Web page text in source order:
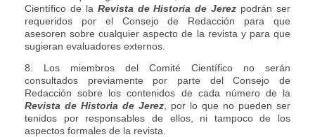
Científico de la Revista de Historia de Jerez podrán ser
requeridos por el Consejo de Redacción para que
asesoren sobre cualquier aspecto de la revista y para que
sugieran evaluadores externos.
8. Los miembros del Comité Científico no serán
consultados previamente por parte del Consejo de
Redacción sobre los contenidos de cada número de la
Revista de Historia de Jerez , por lo que no pueden ser
tenidos por responsables de ellos, ni tampoco de los
aspectos formales de la revista.